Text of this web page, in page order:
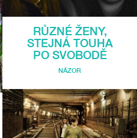
RŮZNÉ ŽENY,
STEJNÁ TOUHA
PO SVOBODĚ
NÁZOR